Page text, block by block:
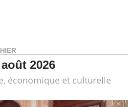
HIER
2026
économique et culturelle